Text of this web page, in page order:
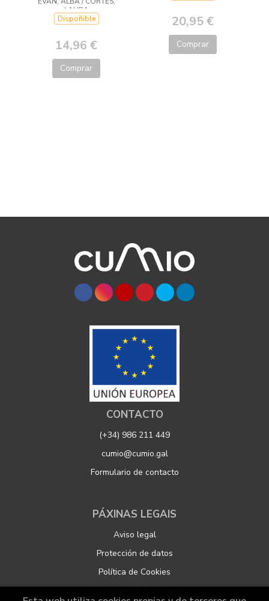
LAURA
Dispoñible
14,96 €
Comprar
20,95 €
Comprar
CONTACTO
(+34) 986 211 449
cumio@cumio.gal
Formulario de contacto
PÁXINAS LEGAIS
Aviso legal
Protección de datos
Política de Cookies
Configuración de Cookies